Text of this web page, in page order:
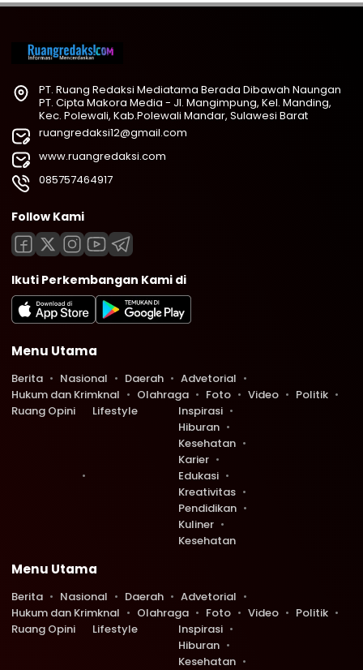
PT. Ruang Redaksi Mediatama Berada Dibawah Naungan
PT. Cipta Makora Media - Jl. Mangimpung, Kel. Manding,
Kec. Polewali, Kab.Polewali Mandar, Sulawesi Barat
ruangredaksi12@gmail.com
www.ruangredaksi.com
085757464917
Follow Kami
Ikuti Perkembangan Kami di
Menu Utama
Berita Nasional Daerah
Advetorial
Hukum dan Krimknal
Olahraga Foto Video
Politik
Ruang Opini
Lifestyle
Inspirasi
Hiburan
Kesehatan
Karier
Edukasi
Kreativitas
Pendidikan
Kuliner
Kesehatan
Menu Utama
Berita Nasional Daerah
Advetorial
Hukum dan Krimknal
Olahraga Foto Video
Politik
Ruang Opini
Lifestyle
Inspirasi
Hiburan
Kesehatan